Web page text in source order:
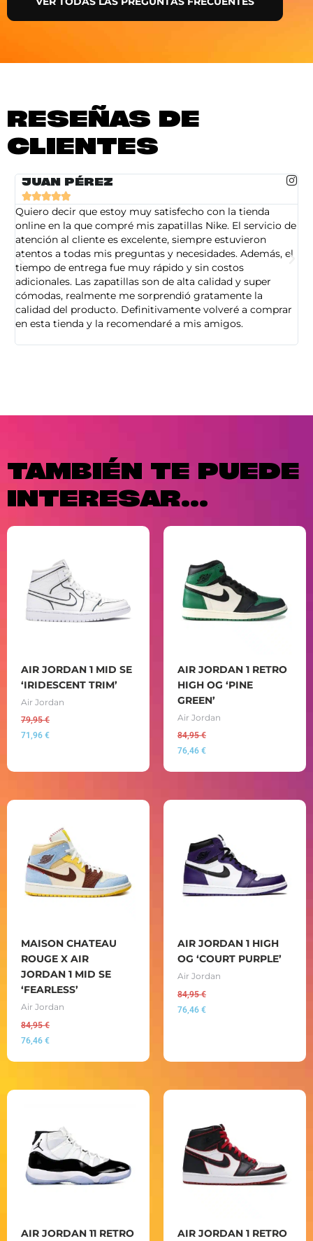
RESEÑAS DE
CLIENTES
JUAN PÉREZ

Quiero decir que estoy muy satisfecho con la tienda
online en la que compré mis zapatillas Nike. El servicio de
atención al cliente es excelente, siempre estuvieron
atentos a todas mis preguntas y necesidades. Además, el
tiempo de entrega fue muy rápido y sin costos
adicionales. Las zapatillas son de alta calidad y super
cómodas, realmente me sorprendió gratamente la
calidad del producto. Definitivamente volveré a comprar
en esta tienda y la recomendaré a mis amigos.
TAMBIÉN TE PUEDE
INTERESAR...
AIR JORDAN 1 MID SE
‘IRIDESCENT TRIM’
Air Jordan
79,95€
71,96 €
AIR JORDAN 1 RETRO
HIGH OG ‘PINE
GREEN’
Air Jordan
84,95€
76,46 €
MAISON CHATEAU
ROUGE X AIR
JORDAN 1 MID SE
‘FEARLESS’
Air Jordan
84,95€
76,46 €
AIR JORDAN 1 HIGH
OG ‘COURT PURPLE’
Air Jordan
84,95€
76,46 €
AIR JORDAN 11 RETRO
AIR JORDAN 1 RETRO